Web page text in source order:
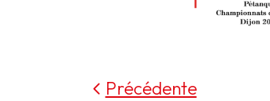
Précédente